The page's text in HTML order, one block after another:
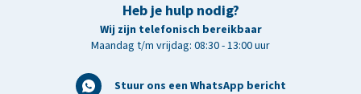
Heb je hulp nodig?
Wij zijn telefonisch bereikbaar
Maandag t/m vrijdag: 08:30 - 13:00 uur
Stuur ons een WhatsApp bericht